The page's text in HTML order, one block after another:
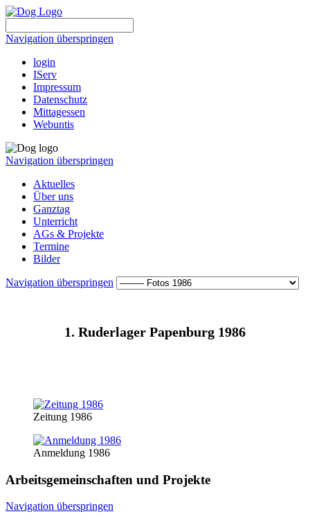
Navigation überspringen
login
IServ
Impressum
Datenschutz
Mittagessen
Webuntis
Navigation überspringen
Aktuelles
Über uns
Ganztag
Unterricht
AGs & Projekte
Termine
Bilder
Navigation überspringen
1. Ruderlager Papenburg 1986
Zeitung 1986
Anmeldung 1986
Arbeitsgemeinschaften und Projekte
Navigation überspringen